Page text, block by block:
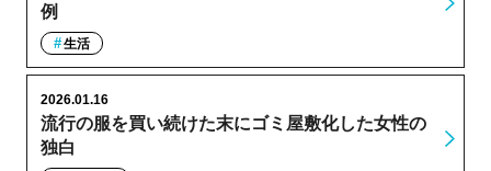
例
生活
流行の服を買い続けた末にゴミ屋敷化した女性の
独白
2026.01.16